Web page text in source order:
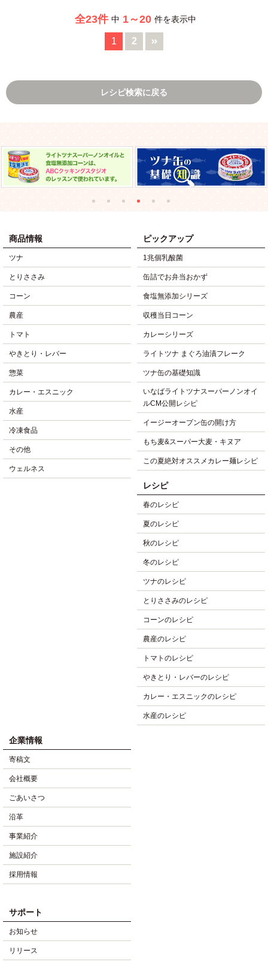
全23件 中 1～20 件を表示中
1 2
レシピ検索に戻る
商品情報
ツナ
とりささみ
コーン
農産
トマト
やきとり・レバー
惣菜
カレー・エスニック
水産
冷凍食品
その他
ウェルネス
ピックアップ
1兆個乳酸菌
缶詰でお弁当おかず
食塩無添加シリーズ
収穫当日コーン
カレーシリーズ
ライトツナ まぐろ油漬フレーク
ツナ缶の基礎知識
いなばライトツナスーパーノンオイ
ルCM公開レシピ
イージーオープン缶の開け方
もち麦&スーパー大麦・キヌア
この夏絶対オススメカレー麺レシピ
レシピ
春のレシピ
夏のレシピ
秋のレシピ
冬のレシピ
ツナのレシピ
とりささみのレシピ
コーンのレシピ
農産のレシピ
トマトのレシピ
やきとり・レバーのレシピ
カレー・エスニックのレシピ
水産のレシピ
企業情報
寄稿文
会社概要
ごあいさつ
沿革
事業紹介
施設紹介
採用情報
サポート
お知らせ
リリース